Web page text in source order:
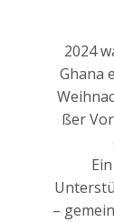
2024
Gha­na
ßer
–